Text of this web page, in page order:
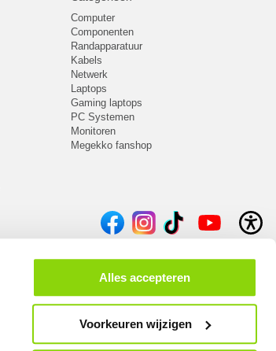
Alles accepteren
Voorkeuren wijzigen
Computer
Componenten
Randapparatuur
Kabels
Netwerk
Laptops
Gaming laptops
PC Systemen
Monitoren
Megekko fanshop